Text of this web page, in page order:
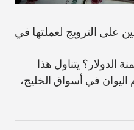
على الترويج لعملتها في
الدولار؟ يتناول هذا
في أسواق الخليج،
المالي الإقليمي،